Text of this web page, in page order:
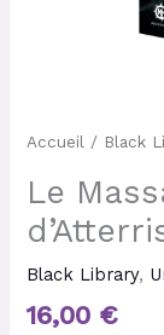
Accueil / Black
Le
Black Library,
16,00 €